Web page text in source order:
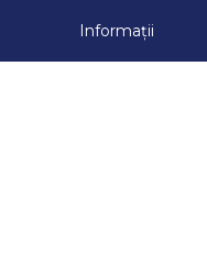
Informații